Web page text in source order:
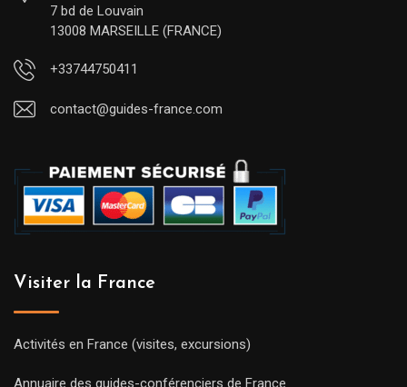
7 bd de Louvain
13008 MARSEILLE (FRANCE)
+33744750411
contact@guides-france.com
Visiter la France
Activités en France (visites, excursions)
Annuaire des guides-conférenciers de France